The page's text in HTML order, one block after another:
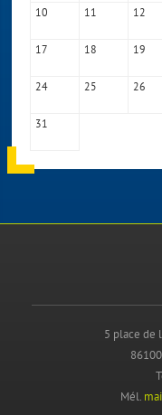
10 11 12
17 18 19
24 25 26
31
5 place de
Mél.